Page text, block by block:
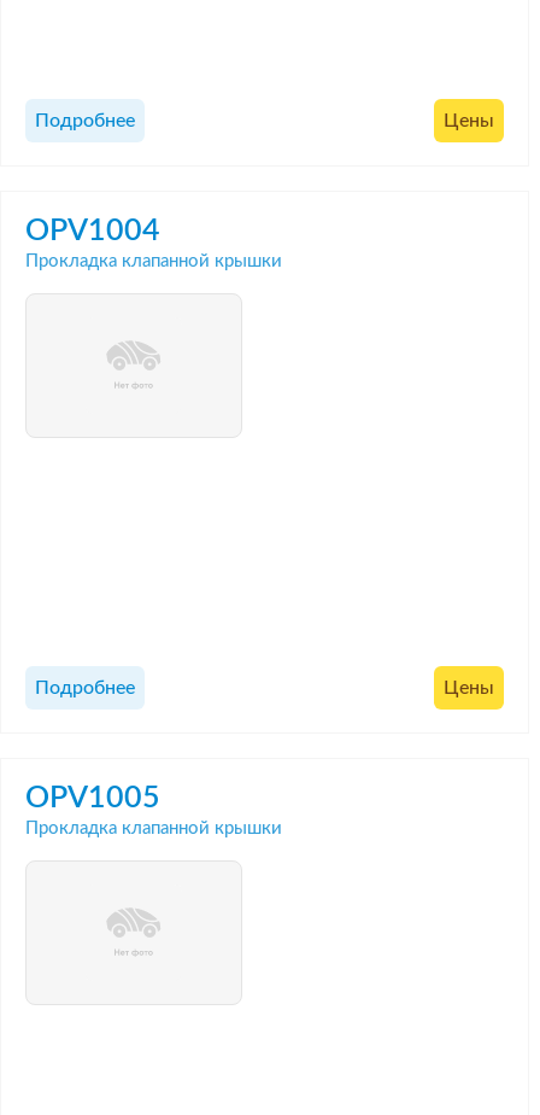
Подробнее Цены
OPV1004
Прокладка клапанной крышки
Подробнее Цены
OPV1005
Прокладка клапанной крышки